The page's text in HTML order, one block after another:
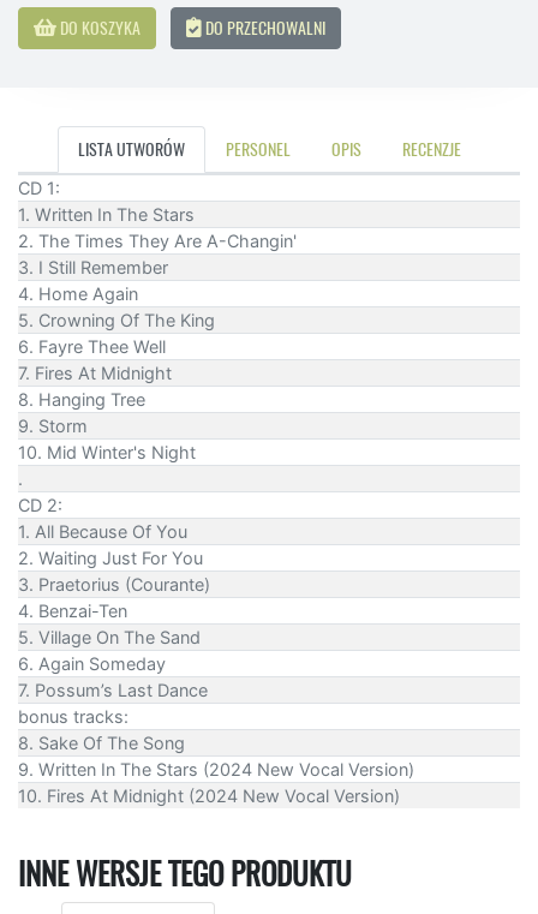
DO KOSZYKA DO PRZECHOWALNI
LISTA UTWORÓW PERSONEL OPIS RECENZJE
CD 1:
1. Written In The Stars
2. The Times They Are A-Changin'
3. I Still Remember
4. Home Again
5. Crowning Of The King
6. Fayre Thee Well
7. Fires At Midnight
8. Hanging Tree
9. Storm
10. Mid Winter's Night
.
CD 2:
1. All Because Of You
2. Waiting Just For You
3. Praetorius (Courante)
4. Benzai-Ten
5. Village On The Sand
6. Again Someday
7. Possum’s Last Dance
bonus tracks:
8. Sake Of The Song
9. Written In The Stars (2024 New Vocal Version)
10. Fires At Midnight (2024 New Vocal Version)
INNE WERSJE TEGO PRODUKTU